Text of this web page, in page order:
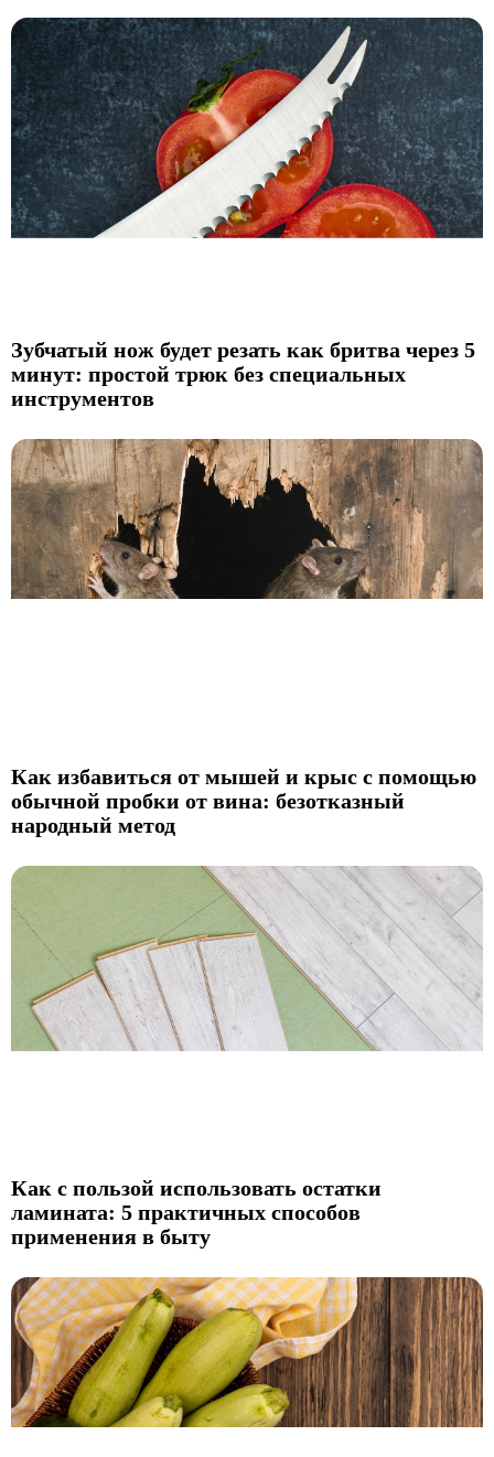
Зубчатый нож будет резать как бритва через 5
минут: простой трюк без специальных
инструментов
Как избавиться от мышей и крыс с помощью
обычной пробки от вина: безотказный
народный метод
Как с пользой использовать остатки
ламината: 5 практичных способов
применения в быту